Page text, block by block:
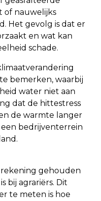
of nauwelijks
Het gevolg is dat er
en wat kan
schade.
bemerken, waarbij
water niet aan
dat de hittestress
de warmte langer
bedrijventerrein
gehouden
bij agrariërs. Dit
te meten is hoe